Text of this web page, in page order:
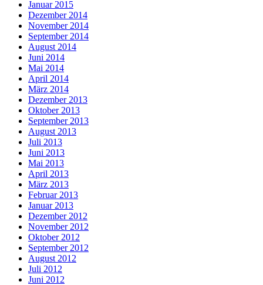
Januar 2015
Dezember 2014
November 2014
September 2014
August 2014
Juni 2014
Mai 2014
April 2014
März 2014
Dezember 2013
Oktober 2013
September 2013
August 2013
Juli 2013
Juni 2013
Mai 2013
April 2013
März 2013
Februar 2013
Januar 2013
Dezember 2012
November 2012
Oktober 2012
September 2012
August 2012
Juli 2012
Juni 2012